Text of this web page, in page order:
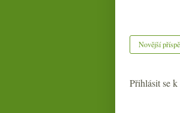
Novější
Přihlásit se